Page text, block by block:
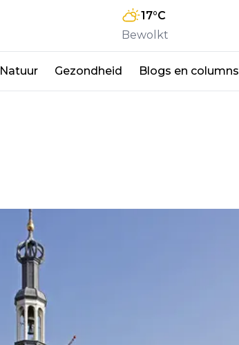
17°C
Bewolkt
Natuur Gezondheid Blogs en columns